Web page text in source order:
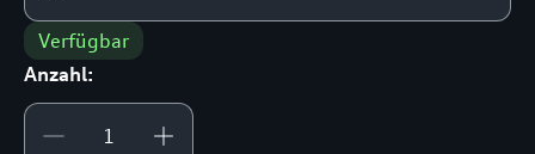
Verfügbar
Anzahl: